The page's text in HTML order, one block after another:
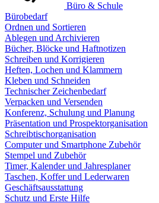
Büro & Schule
Bürobedarf
Ordnen und Sortieren
Ablegen und Archivieren
Bücher, Blöcke und Haftnotizen
Schreiben und Korrigieren
Heften, Lochen und Klammern
Kleben und Schneiden
Technischer Zeichenbedarf
Verpacken und Versenden
Konferenz, Schulung und Planung
Präsentation und Prospektorganisation
Schreibtischorganisation
Computer und Smartphone Zubehör
Stempel und Zubehör
Timer, Kalender und Jahresplaner
Taschen, Koffer und Lederwaren
Geschäftsausstattung
Schutz und Erste Hilfe